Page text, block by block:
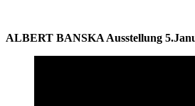
ALBERT BANSKA Ausstellung